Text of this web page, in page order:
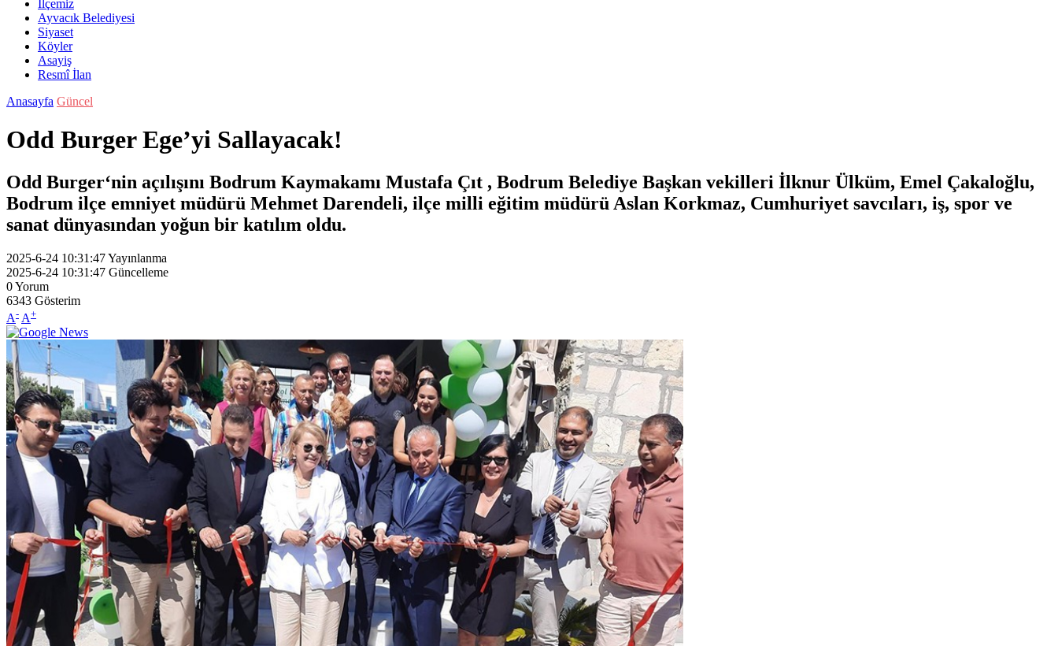
İlçemiz
Ayvacık Belediyesi
Siyaset
Köyler
Asayiş
Resmî İlan
Anasayfa Güncel
Odd Burger Ege’yi Sallayacak!
Odd Burger‘nin açılışını Bodrum Kaymakamı Mustafa Çıt , Bodrum Belediye Başkan vekilleri İlknur Ülküm, Emel Çakaloğlu,
Bodrum ilçe emniyet müdürü Mehmet Darendeli, ilçe milli eğitim müdürü Aslan Korkmaz, Cumhuriyet savcıları, iş, spor ve
sanat dünyasından yoğun bir katılım oldu.
2025-6-24 10:31:47Yayınlanma
2025-6-24 10:31:47 Güncelleme
0Yorum
6343 Gösterim
A- A+